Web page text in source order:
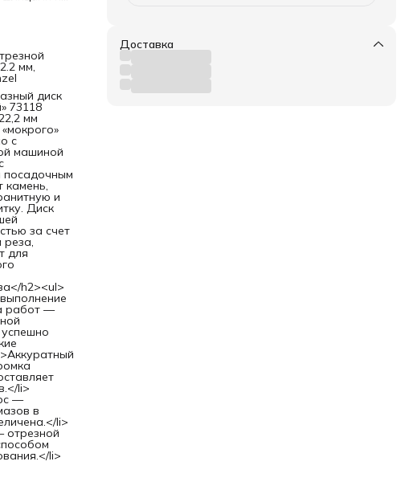
с
до
имеет
—
свободной
в
мм,
диск
73118
мм
с
машиной
посадочным
камень,
и
Диск
за счет
реза,
для
h2><ul>
работ —
успешно
li>
—
в
li>
отрезной
li>
Доставка